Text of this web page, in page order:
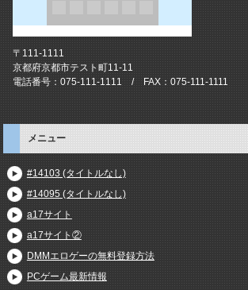
〒111-1111
京都府京都市テスト町11-11
電話番号：075-111-1111 / FAX：075-111-1111
メニュー
#14103 (タイトルなし)
#14095 (タイトルなし)
a17サイト
a17サイト②
DMMエロゲーの無料登録方法
PCゲーム最新情報